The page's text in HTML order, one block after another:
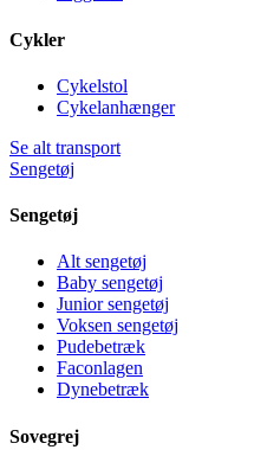
Cykler
Cykelstol
Cykelanhænger
Se alt transport
Sengetøj
Sengetøj
Alt sengetøj
Baby sengetøj
Junior sengetøj
Voksen sengetøj
Pudebetræk
Faconlagen
Dynebetræk
Sovegrej